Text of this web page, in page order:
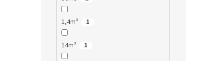
1,4m³ 1
14m³ 1